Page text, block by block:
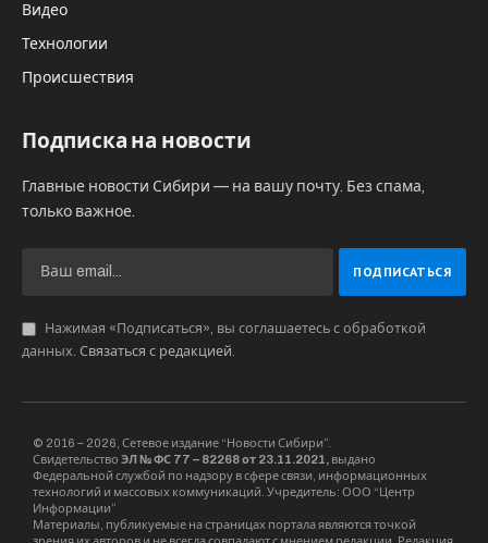
Видео
Технологии
Происшествия
Подписка на новости
Главные новости Сибири — на вашу почту. Без спама,
только важное.
Нажимая «Подписаться», вы соглашаетесь с обработкой
данных. Связаться с редакцией.
© 2016 – 2026, Сетевое издание “Новости Сибири”.
Свидетельство ЭЛ № ФС 77 – 82268 от 23.11.2021, выдано
Федеральной службой по надзору в сфере связи, информационных
технологий и массовых коммуникаций. Учредитель: ООО “Центр
Информации”
Материалы, публикуемые на страницах портала являются точкой